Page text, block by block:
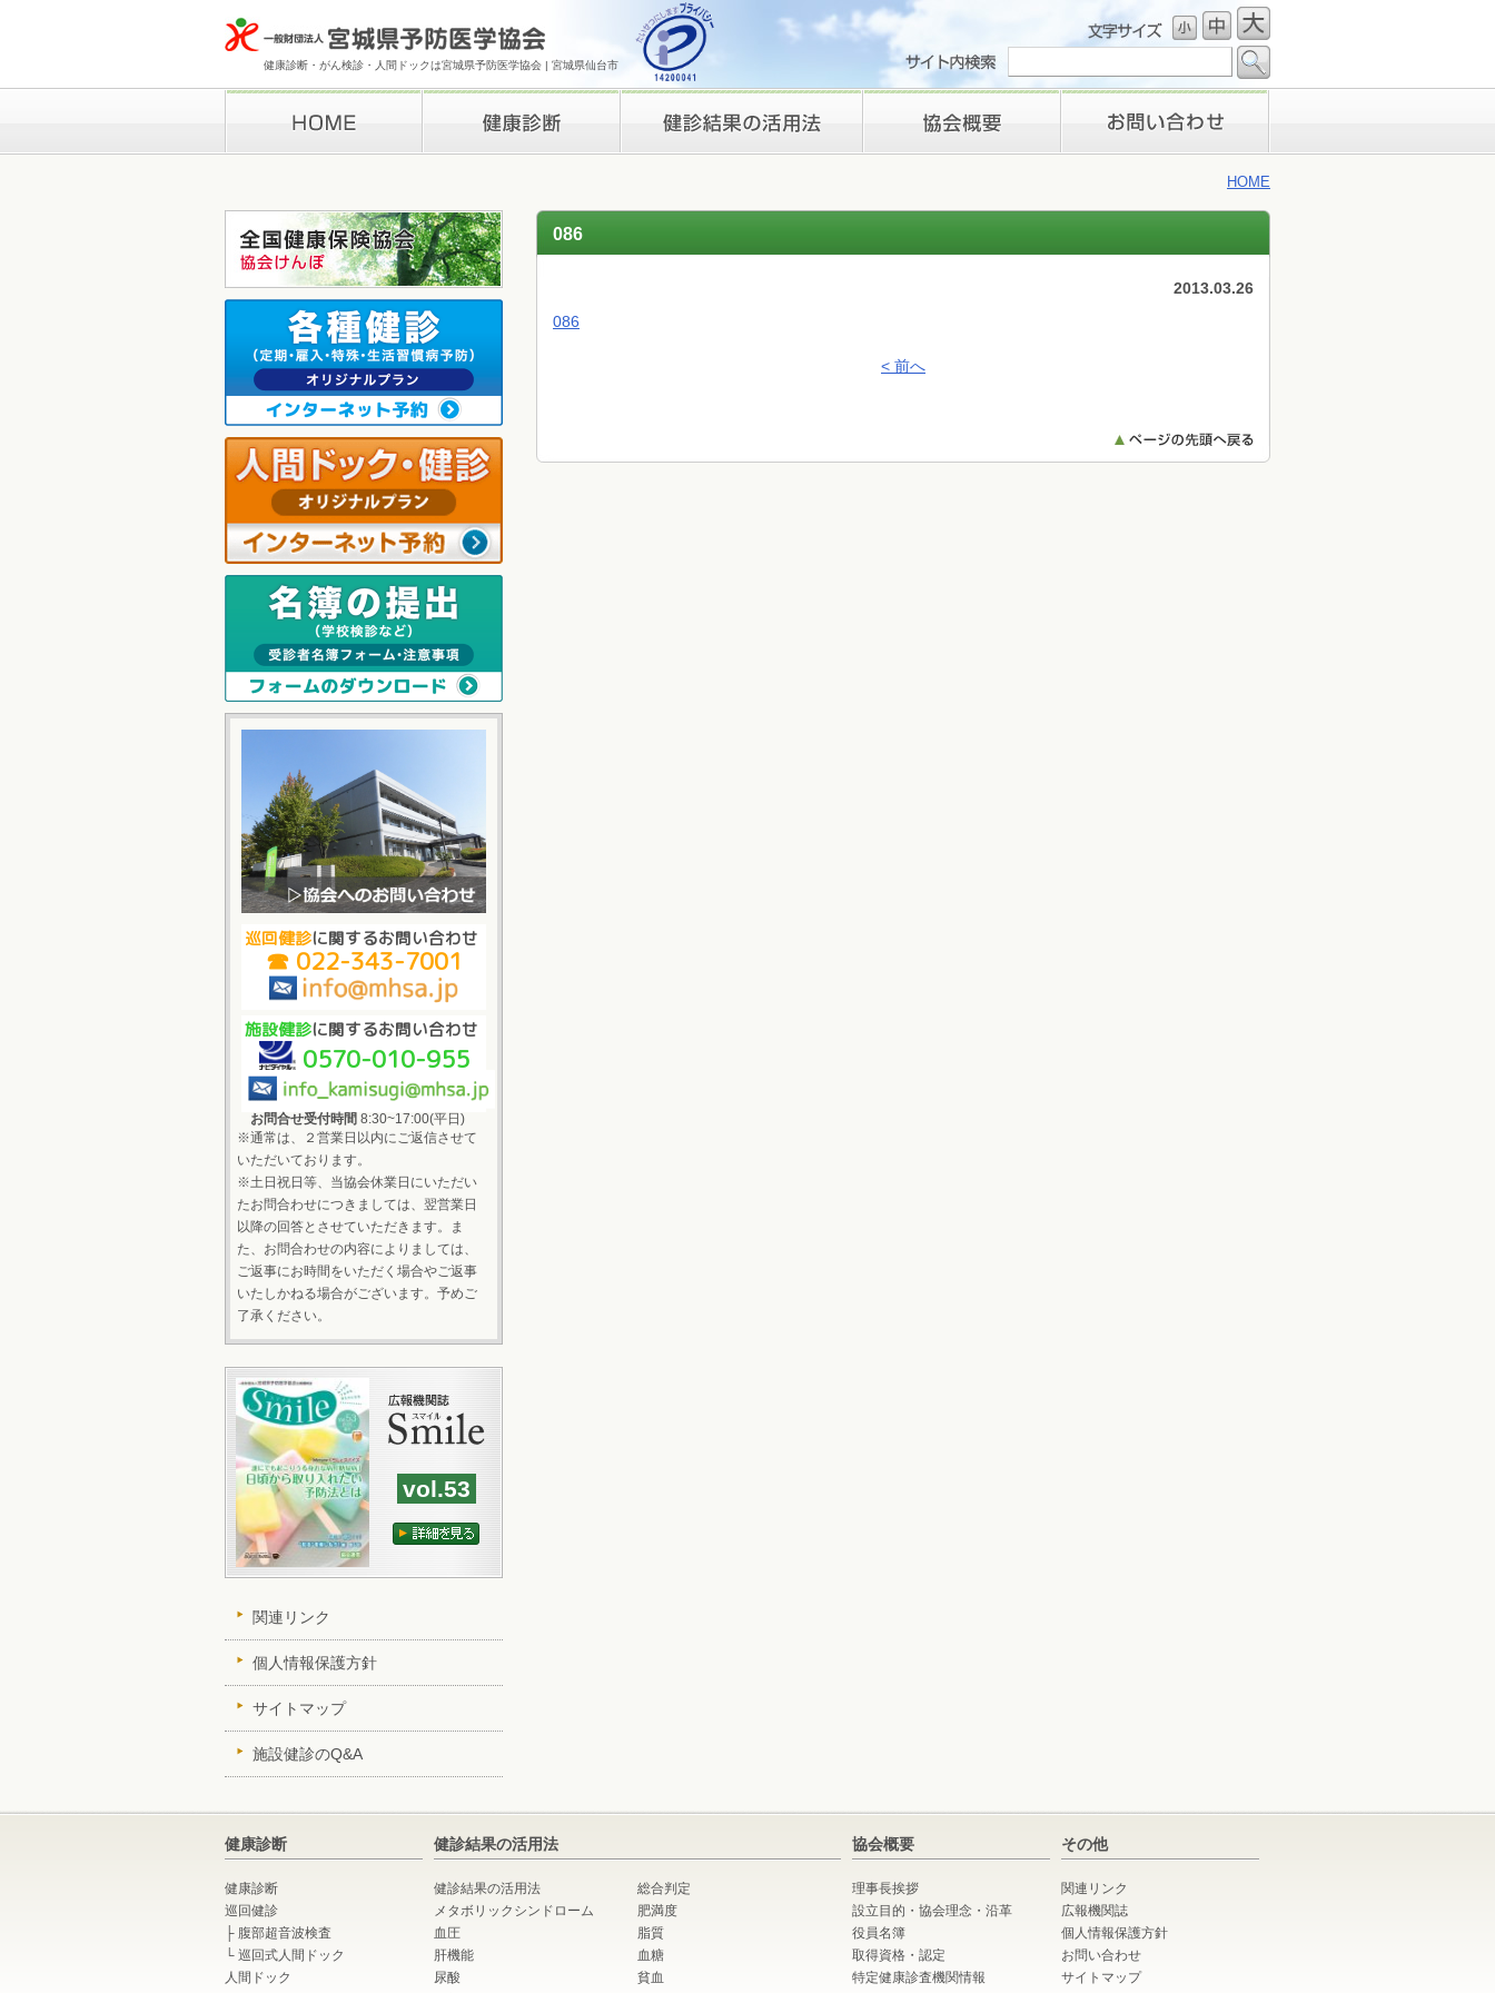
健康診断・がん検診・人間ドックは宮城県予防医学協会 | 宮城県仙台市
HOME
086
2013.03.26
086
< 前へ
巡回健診に関するお問い合わせ
☎ 022-343-7001
施設健診に関するお問い合わせ
0570-010-955
お問合せ受付時間 8:30~17:00(平日)
※通常は、２営業日以内にご返信させて
いただいております。
※土日祝日等、当協会休業日にいただい
たお問合わせにつきましては、翌営業日
以降の回答とさせていただきます。ま
た、お問合わせの内容によりましては、
ご返事にお時間をいただく場合やご返事
いたしかねる場合がございます。予めご
了承ください。
vol.53
関連リンク
個人情報保護方針
サイトマップ
施設健診のQ&A
健康診断
健康診断
巡回健診
├ 腹部超音波検査
└ 巡回式人間ドック
人間ドック
健診結果の活用法
健診結果の活用法
総合判定
メタボリックシンドローム
肥満度
血圧
脂質
肝機能
血糖
尿酸
貧血
協会概要
理事長挨拶
設立目的・協会理念・沿革
役員名簿
取得資格・認定
特定健康診査機関情報
その他
関連リンク
広報機関誌
個人情報保護方針
お問い合わせ
サイトマップ